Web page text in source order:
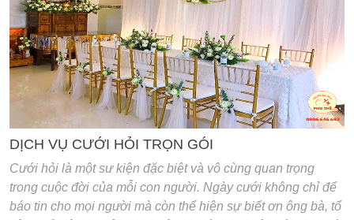
'
DỊCH VỤ CƯỚI HỎI TRỌN GÓI
Cưới hỏi là một sư kiện đặc biệt và vô cùng quan trọng
trong cuộc đời của mỗi con người. Ngày cưới không chỉ để
báo tin cho mọi người mà còn thể hiện sự biết ơn ông bà, tổ